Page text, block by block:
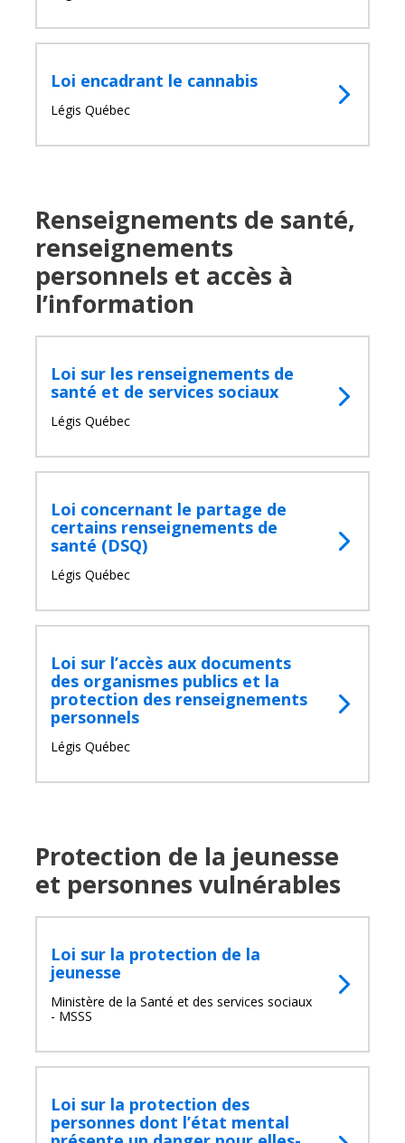
de
Rechercher
Loi encadrant le cannabis
Légis Québec
Renseignements de santé,
renseignements
personnels et accès à
l’information
Loi sur les renseignements de
santé et de services sociaux
Légis Québec
Loi concernant le partage de
certains renseignements de
santé (DSQ)
Légis Québec
Loi sur l’accès aux documents
des organismes publics et la
protection des renseignements
personnels
Légis Québec
Protection de la jeunesse
et personnes vulnérables
Loi sur la protection de la
jeunesse
Ministère de la Santé et des services sociaux
- MSSS
Loi sur la protection des
personnes dont l’état mental